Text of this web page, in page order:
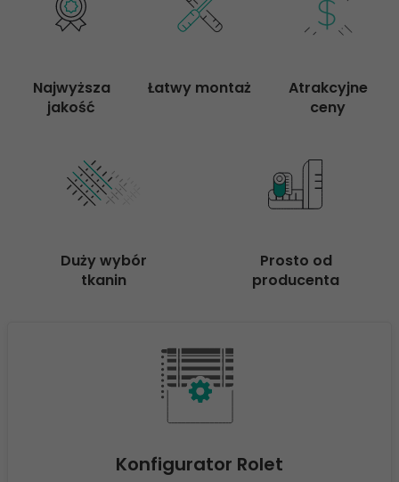
Najwyższa
jakość
Łatwy montaż
Atrakcyjne
ceny
Duży wybór
tkanin
Prosto od
producenta
Konfigurator Rolet